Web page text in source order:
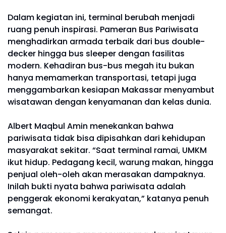
Dalam kegiatan ini, terminal berubah menjadi
ruang penuh inspirasi. Pameran Bus Pariwisata
menghadirkan armada terbaik dari bus double-
decker hingga bus sleeper dengan fasilitas
modern. Kehadiran bus-bus megah itu bukan
hanya memamerkan transportasi, tetapi juga
menggambarkan kesiapan Makassar menyambut
wisatawan dengan kenyamanan dan kelas dunia.
Albert Maqbul Amin menekankan bahwa
pariwisata tidak bisa dipisahkan dari kehidupan
masyarakat sekitar. “Saat terminal ramai, UMKM
ikut hidup. Pedagang kecil, warung makan, hingga
penjual oleh-oleh akan merasakan dampaknya.
Inilah bukti nyata bahwa pariwisata adalah
penggerak ekonomi kerakyatan,” katanya penuh
semangat.